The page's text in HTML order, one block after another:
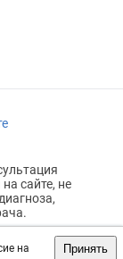
на
Принять
сайте, не